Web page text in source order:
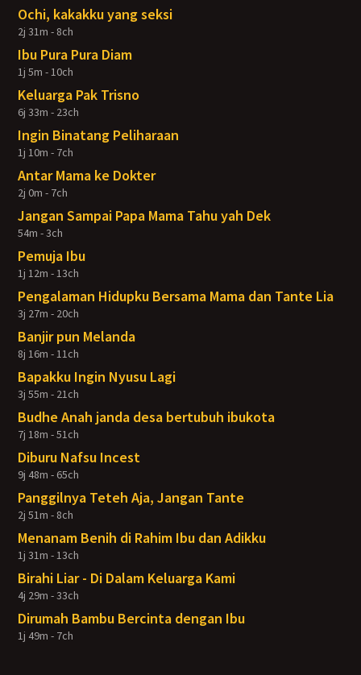
Ochi, kakakku yang seksi
2j 31m - 8ch
Ibu Pura Pura Diam
1j 5m - 10ch
Keluarga Pak Trisno
6j 33m - 23ch
Ingin Binatang Peliharaan
1j 10m - 7ch
Antar Mama ke Dokter
2j 0m - 7ch
Jangan Sampai Papa Mama Tahu yah Dek
54m - 3ch
Pemuja Ibu
1j 12m - 13ch
Pengalaman Hidupku Bersama Mama dan Tante Lia
3j 27m - 20ch
Banjir pun Melanda
8j 16m - 11ch
Bapakku Ingin Nyusu Lagi
3j 55m - 21ch
Budhe Anah janda desa bertubuh ibukota
7j 18m - 51ch
Diburu Nafsu Incest
9j 48m - 65ch
Panggilnya Teteh Aja, Jangan Tante
2j 51m - 8ch
Menanam Benih di Rahim Ibu dan Adikku
1j 31m - 13ch
Birahi Liar - Di Dalam Keluarga Kami
4j 29m - 33ch
Dirumah Bambu Bercinta dengan Ibu
1j 49m - 7ch